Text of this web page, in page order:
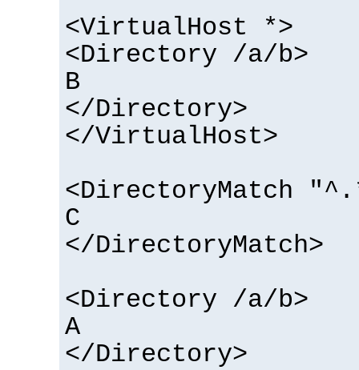
<VirtualHost *>
<Directory /a/b>
B
</Directory>
</VirtualHost>
<DirectoryMatch
C
</DirectoryMatch>
<Directory /a/b>
A
</Directory>